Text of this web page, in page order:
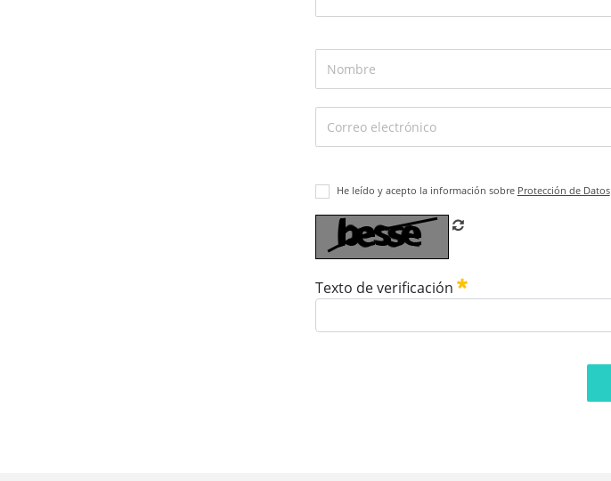
He leído y acepto la información sobre Protección de Datos
Refrescar CAPTCHA
Texto de verificación